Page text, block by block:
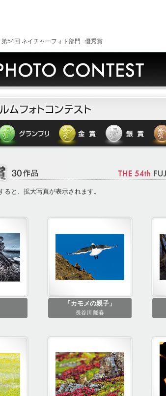
第54回 ネイチャーフォト部門 : 優秀賞
ると、拡大写真が表示されます。
「カモメの親子」
長谷川 隆春